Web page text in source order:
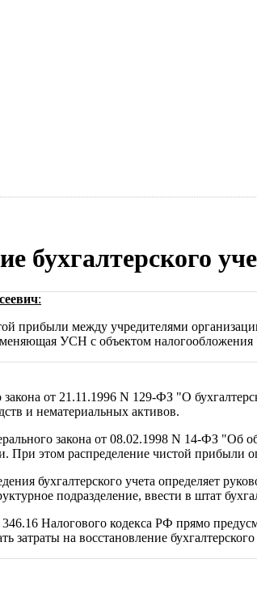
бухгалтерского
:
прибыли между учредителями
УСН с объектом налогообложения
закона от 21.11.1996 N 129-ФЗ "О
и нематериальных активов.
закона от 08.02.1998 N 14-ФЗ "Об
этом распределение чистой прибыли
бухгалтерского учета определяет
подразделение, ввести в штат
Налогового кодекса РФ прямо
затраты на восстановление бухгалтерского